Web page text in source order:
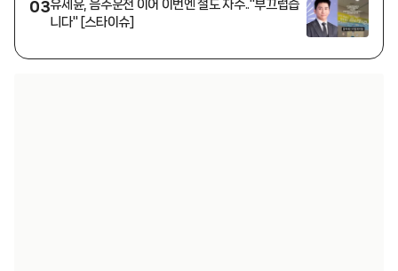
03유세윤, 음주운전 이어 이번엔 절도 자수.."부끄럽습
니다" [스타이슈]